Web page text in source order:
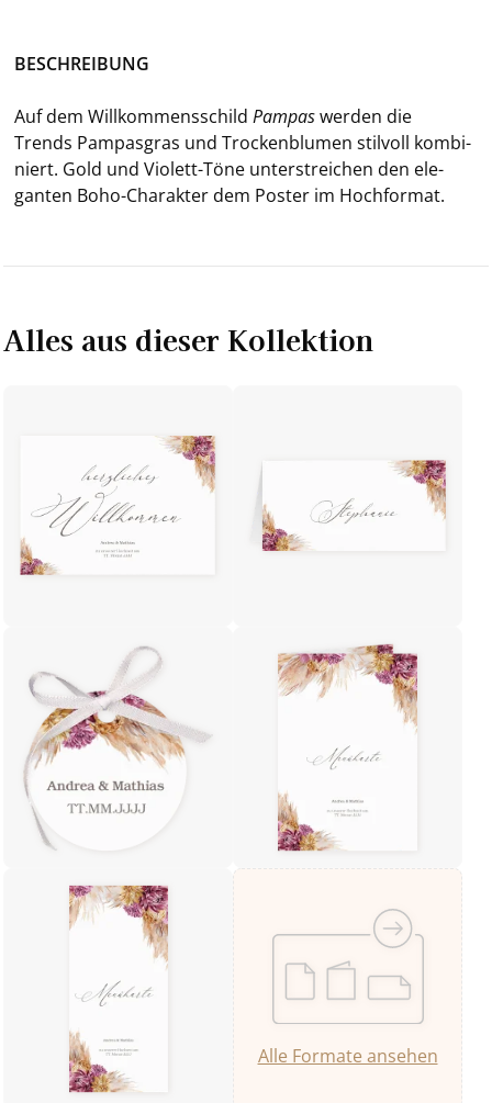
BE­SCHREI­BUNG
Auf dem Will­kom­mens­schild Pam­paswer­den die
Trends Pam­pas­gras und Tro­cken­blu­men stil­voll kom­bi­
niert. Gold und Violett-​Töne un­ter­strei­chen den ele­
gan­ten Boho-​Charakter dem Pos­ter im Hoch­for­mat.
Alles aus dieser Kollektion
Alle Formate ansehen